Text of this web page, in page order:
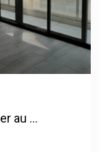
au ...